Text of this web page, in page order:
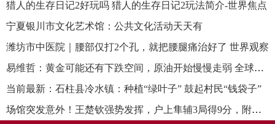
猎人的生存日记2好玩吗 猎人的生存日记2玩法简介-世界焦点
宁夏银川市文化艺术馆：公共文化活动天天有
潍坊市中医院｜腰部仅打2个孔，就把腰腿痛治好了 世界观察
易维哲：黄金可能还有下跌空间，原油开始慢慢走弱 全球今日报
当前最新：石柱县冷水镇：种植“绿叶子” 鼓起村民“钱袋子”
场馆突发意外！王楚钦强势发挥，户上隼辅3局得9分，附国乒赛程及赛果